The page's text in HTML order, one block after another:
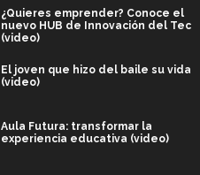
¿Quieres emprender? Conoce el
nuevo HUB de Innovación del Tec
(video)
El joven que hizo del baile su vida
(video)
Aula Futura: transformar la
experiencia educativa (video)